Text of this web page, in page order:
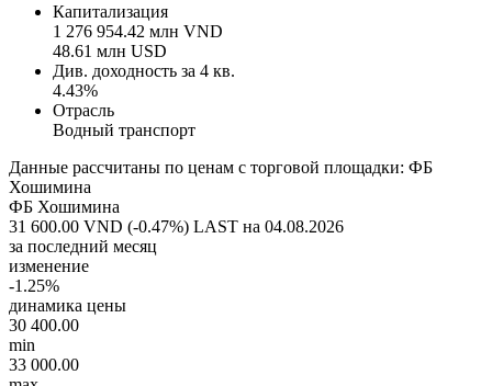
Капитализация
1 276 954.42 млн VND
48.61 млн USD
Див. доходность за 4 кв.
4.43%
Отрасль
Водный транспорт
Данные рассчитаны по ценам с торговой площадки: ФБ
Хошимина
ФБ Хошимина
31 600.00 VND (-0.47%) LAST на 04.08.2026
за последний месяц
изменение
-1.25%
динамика цены
30 400.00
min
33 000.00